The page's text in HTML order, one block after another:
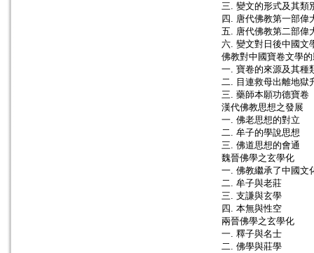
三. 變文的形式及其類
四. 唐代佛教第一部偉
五. 唐代佛教第二部偉
六. 變文對日後中國文
佛教對中國寶卷文學
一. 寶卷的來源及其種
二. 目連救母出離地獄
三. 藥師本願功德寶卷
漢代佛教思想之發展
一. 佛老思想的對立
二. 牟子的學說思想
三. 佛道思想的會通
魏晉佛學之玄學化
一. 佛教繼承了中國文
二. 牟子與老莊
三. 支謙與玄學
四. 本無與性空
兩晉佛學之玄學化
一. 釋子與名士
二. 佛學與莊學